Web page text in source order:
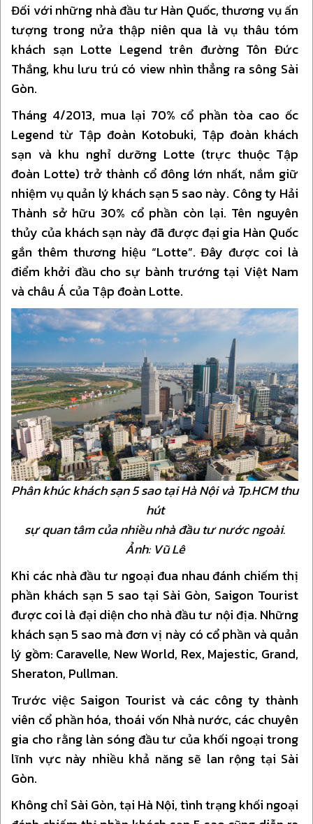
Đối với những nhà đầu tư Hàn Quốc, thương vụ ấn
tượng trong nửa thập niên qua là vụ thâu tóm
khách sạn Lotte Legend trên đường Tôn Đức
Thắng, khu lưu trú có view nhìn thẳng ra sông Sài
Gòn.
Tháng 4/2013, mua lại 70% cổ phần tòa cao ốc
Legend từ Tập đoàn Kotobuki, Tập đoàn khách
sạn và khu nghỉ dưỡng Lotte (trực thuộc Tập
đoàn Lotte) trở thành cổ đông lớn nhất, nắm giữ
nhiệm vụ quản lý khách sạn 5 sao này. Công ty Hải
Thành sở hữu 30% cổ phần còn lại. Tên nguyên
thủy của khách sạn này đã được đại gia Hàn Quốc
gắn thêm thương hiệu “Lotte”. Đây được coi là
điểm khởi đầu cho sự bành trướng tại Việt Nam
và châu Á của Tập đoàn Lotte.
Phân khúc khách sạn 5 sao tại Hà Nội và Tp.HCM thu
hút
sự quan tâm của nhiều nhà đầu tư nước ngoài.
Ảnh: Vũ Lê
Khi các nhà đầu tư ngoại đua nhau đánh chiếm thị
phần khách sạn 5 sao tại Sài Gòn, Saigon Tourist
được coi là đại diện cho nhà đầu tư nội địa. Những
khách sạn 5 sao mà đơn vị này có cổ phần và quản
lý gồm: Caravelle, New World, Rex, Majestic, Grand,
Sheraton, Pullman.
Trước việc Saigon Tourist và các công ty thành
viên cổ phần hóa, thoái vốn Nhà nước, các chuyên
gia cho rằng làn sóng đầu tư của khối ngoại trong
lĩnh vực này nhiều khả năng sẽ lan rộng tại Sài
Gòn.
Không chỉ Sài Gòn, tại Hà Nội, tình trạng khối ngoại